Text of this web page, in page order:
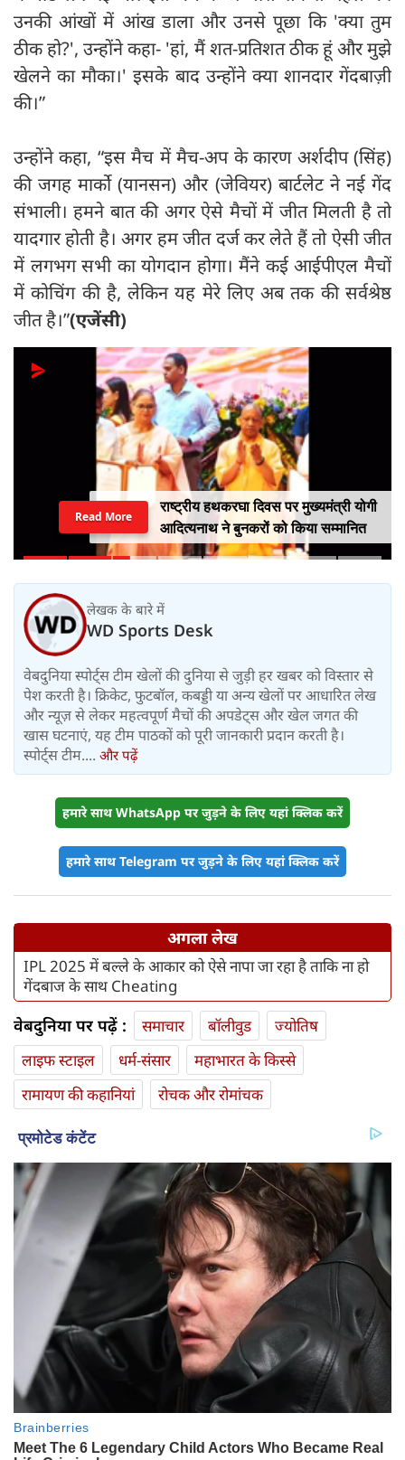
उनकी आंखों में आंख डाला और उनसे पूछा कि 'क्या तुम
ठीक हो?', उन्होंने कहा- 'हां, मैं शत-प्रतिशत ठीक हूं और मुझे
खेलने का मौका।' इसके बाद उन्होंने क्या शानदार गेंदबाज़ी
की।”
उन्होंने कहा, “इस मैच में मैच-अप के कारण अर्शदीप (सिंह)
की जगह मार्को (यानसन) और (जेवियर) बार्टलेट ने नई गेंद
संभाली। हमने बात की अगर ऐसे मैचों में जीत मिलती है तो
यादगार होती है। अगर हम जीत दर्ज कर लेते हैं तो ऐसी जीत
में लगभग सभी का योगदान होगा। मैंने कई आईपीएल मैचों
में कोचिंग की है, लेकिन यह मेरे लिए अब तक की सर्वश्रेष्ठ
जीत है।”(एजेंसी)
राष्ट्रीय हथकरघा दिवस पर मुख्यमंत्री योगी
आदित्यनाथ ने बुनकरों को किया सम्मानित
Read More
लेखक के बारे में
WD Sports Desk
वेबदुनिया स्पोर्ट्स टीम खेलों की दुनिया से जुड़ी हर खबर को विस्तार से
पेश करती है। क्रिकेट, फुटबॉल, कबड्डी या अन्य खेलों पर आधारित लेख
और न्यूज़ से लेकर महत्वपूर्ण मैचों की अपडेट्स और खेल जगत की
खास घटनाएं, यह टीम पाठकों को पूरी जानकारी प्रदान करती है।
स्पोर्ट्स टीम.... और पढ़ें
हमारे साथ WhatsApp पर जुड़ने के लिए यहां क्लिक करें
हमारे साथ Telegram पर जुड़ने के लिए यहां क्लिक करें
अगला लेख
IPL 2025 में बल्ले के आकार को ऐसे नापा जा रहा है ताकि ना हो
गेंदबाज के साथ Cheating
वेबदुनिया पर पढ़ें : समाचार बॉलीवुड
ज्योतिष
लाइफ स्‍टाइल
धर्म-संसार
महाभारत के किस्से
रामायण की कहानियां
रोचक और रोमांचक